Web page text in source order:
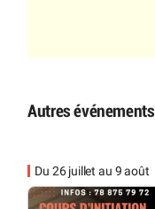
Autres événements
Du 26 juillet au 9 août